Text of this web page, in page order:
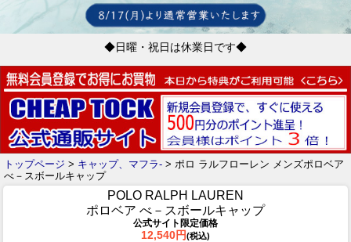
◆日曜・祝日は休業日です◆
トップページ > キャップ、マフラ- > ポロ ラルフローレン メンズポロベア
べ－スボールキャップ
POLO RALPH LAUREN
ポロベア べ－スボールキャップ
公式サイト限定価格
12,540円(税込)